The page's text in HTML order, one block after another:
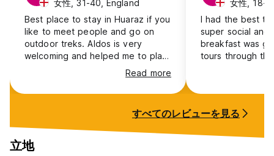
女性, 31-40, England
Best place to stay in Huaraz if you
like to meet people and go on
outdoor treks. Aldos is very
welcoming and helped me to plan
my whole week of hikes,
mountaineering and climbing. The
hostel is friendly and there are
recommend!
Read more
女性, 18-
I had the best
super social
breakfast was
tours through
すべてのレビューを見る
立地